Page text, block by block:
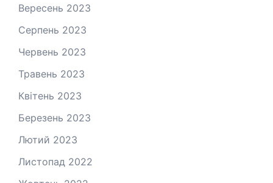
Вересень 2023
Серпень 2023
Червень 2023
Травень 2023
Квітень 2023
Березень 2023
Лютий 2023
Листопад 2022